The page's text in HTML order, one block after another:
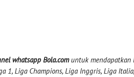
whatsapp Bola.comuntuk mendapatkan
1, Liga Champions, Liga Inggris, Liga